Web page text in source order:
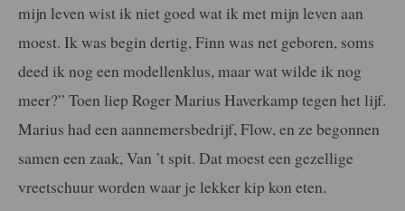
mijn leven wist ik niet goed wat ik met mijn leven aan
moest. Ik was begin dertig, Finn was net geboren, soms
deed ik nog een modellenklus, maar wat wilde ik nog
meer?” Toen liep Roger Marius Haverkamp tegen het lijf.
Marius had een aannemersbedrijf, Flow, en ze begonnen
samen een zaak, Van ’t spit. Dat moest een gezellige
vreetschuur worden waar je lekker kip kon eten.